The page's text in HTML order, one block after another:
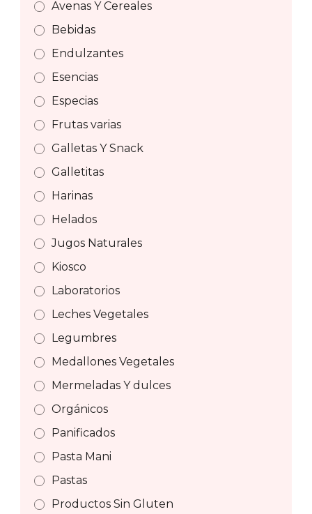
Avenas Y Cereales
Bebidas
Endulzantes
Esencias
Especias
Frutas varias
Galletas Y Snack
Galletitas
Harinas
Helados
Jugos Naturales
Kiosco
Laboratorios
Leches Vegetales
Legumbres
Medallones Vegetales
Mermeladas Y dulces
Orgánicos
Panificados
Pasta Mani
Pastas
Productos Sin Gluten